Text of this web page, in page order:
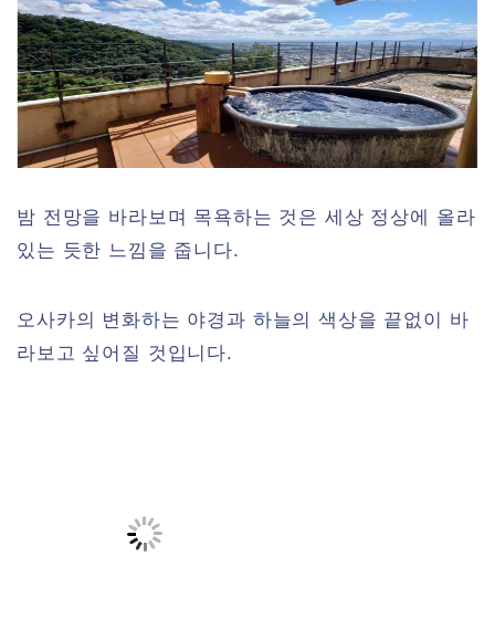
밤 전망을 바라보며 목욕하는 것은 세상 정상에 올라
있는 듯한 느낌을 줍니다.
오사카의 변화하는 야경과 하늘의 색상을 끝없이 바
라보고 싶어질 것입니다.